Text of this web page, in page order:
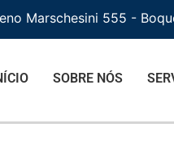
Marschesini 555 -
SOBRE NÓS